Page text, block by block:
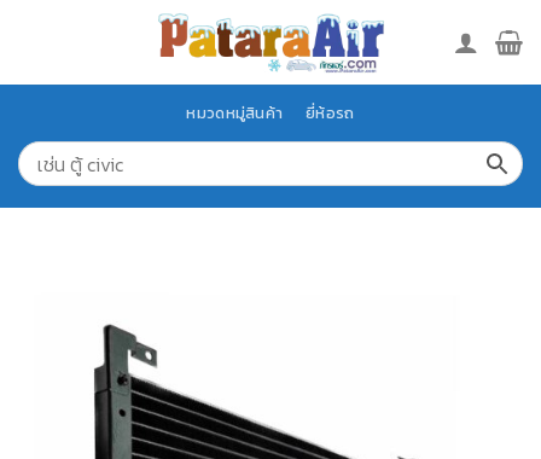
หมวดหมู่สินค้า ยี่ห้อรถ